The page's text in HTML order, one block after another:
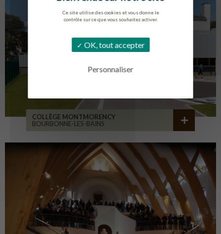
Ce site utilise des cookies et vous donne le
contrôle sur ce que vous souhaitez activer.
OK, tout accepter
Personnaliser
COLLÈGE MONTMORENCY
BOURBONNE-LES-BAINS